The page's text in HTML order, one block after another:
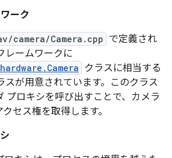
ーク
camera/Camera.cpp で定義され
レームワークに
クラスに相当する
スが用意されています。このクラス
プロキシを呼び出すことで、カメラ
セス権を取得します。